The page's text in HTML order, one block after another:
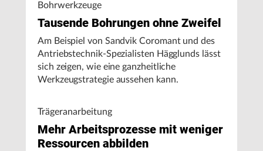
Bohrwerkzeuge
Tausende Bohrungen ohne Zweifel
Am Beispiel von Sandvik Coromant und des
Antriebstechnik-Spezialisten Hägglunds lässt
sich zeigen, wie eine ganzheitliche
Werkzeugstrategie aussehen kann.
Trägeranarbeitung
Mehr Arbeitsprozesse mit weniger
Ressourcen abbilden